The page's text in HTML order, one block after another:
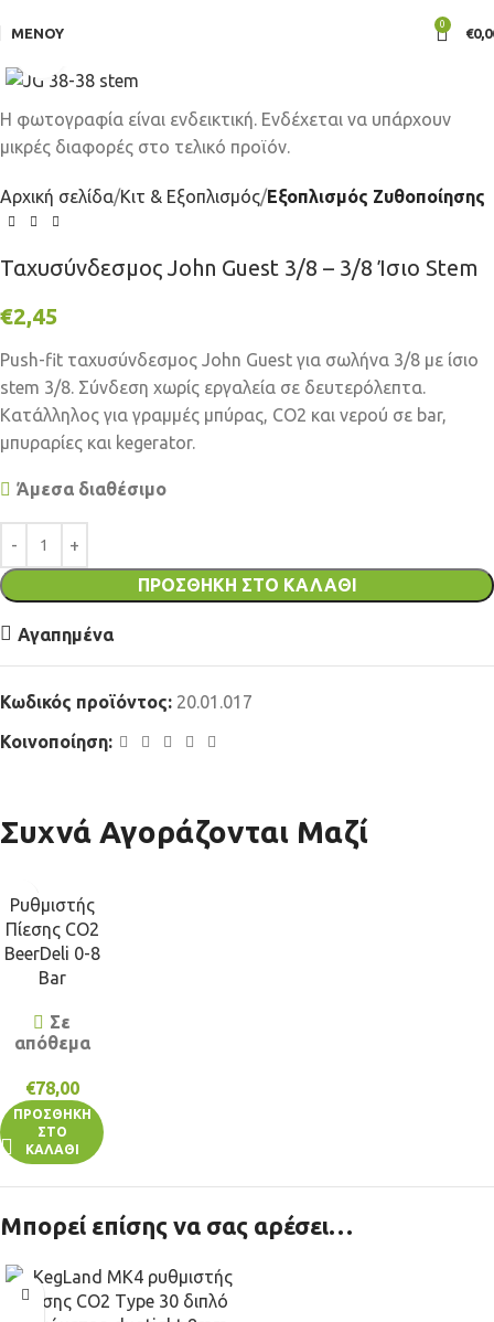
ΜΕΝΟΎ
0
€
Αρχική σελίδα Κιτ & Εξοπλισμός Εξοπλισμός Ζυθοποίησης
Ταχυσύνδεσμος John Guest 3/8 – 3/8 Ίσιο Stem
€2,45
Push-fit ταχυσύνδεσμος John Guest για σωλήνα 3/8 με ίσιο
stem 3/8. Σύνδεση χωρίς εργαλεία σε δευτερόλεπτα.
Κατάλληλος για γραμμές μπύρας, CO2 και νερού σε bar,
μπυραρίες και kegerator.
Άμεσα διαθέσιμο
ΠΡΟΣΘΉΚΗ ΣΤΟ ΚΑΛΆΘΙ
Αγαπημένα
Κωδικός προϊόντος: 20.01.017
Κοινοποίηση:
Συχνά Αγοράζονται Μαζί
Ρυθμιστής
Πίεσης CO2
BeerDeli 0-8
Bar
Σε
απόθεμα
€78,00
ΠΡΟΣΘΉΚΗ
ΣΤΟ
ΚΑΛΆΘΙ
Μπορεί επίσης να σας αρέσει…